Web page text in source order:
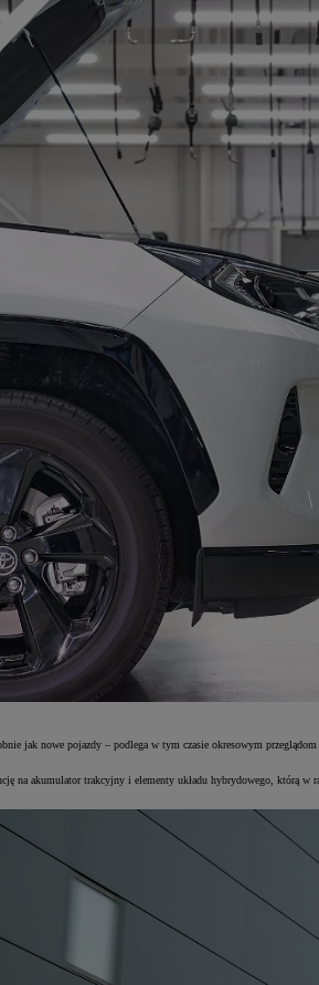
jak nowe pojazdy – podlega w tym czasie okresowym
na akumulator trakcyjny i elementy układu hybrydowego, którą